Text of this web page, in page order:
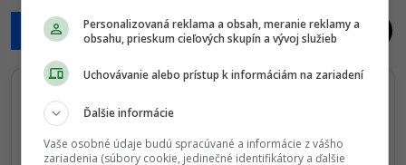
t
Sledujte nás na Google Správy
Nenechajte si ujsť žiadne dôležité novinky.
Personalizovaná reklama a obsah, meranie reklamy a
obsahu, prieskum cieľových skupín a vývoj služieb
Uchovávanie alebo prístup k informáciám na zariadení
Ďalšie informácie
Vaše osobné údaje budú spracúvané a informácie z vášho
zariadenia (súbory cookie, jedinečné identifikátory a ďalšie